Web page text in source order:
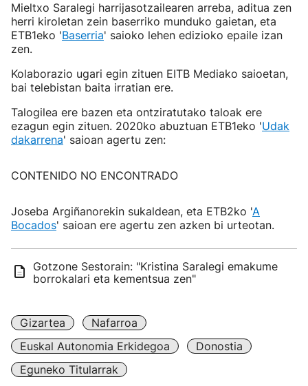
Mieltxo Saralegi harrijasotzailearen arreba, aditua zen
herri kiroletan zein baserriko munduko gaietan, eta
ETB1eko 'Baserria' saioko lehen edizioko epaile izan
zen.
Kolaborazio ugari egin zituen EITB Mediako saioetan,
bai telebistan baita irratian ere.
Talogilea ere bazen eta ontziratutako taloak ere
ezagun egin zituen. 2020ko abuztuan ETB1eko 'Udak
dakarrena' saioan agertu zen:
CONTENIDO NO ENCONTRADO
Joseba Argiñanorekin sukaldean, eta ETB2ko 'A
Bocados' saioan ere agertu zen azken bi urteotan.
Gotzone Sestorain: "Kristina Saralegi emakume
borrokalari eta kementsua zen"
Gizartea
Nafarroa
Euskal Autonomia Erkidegoa
Donostia
Eguneko Titularrak